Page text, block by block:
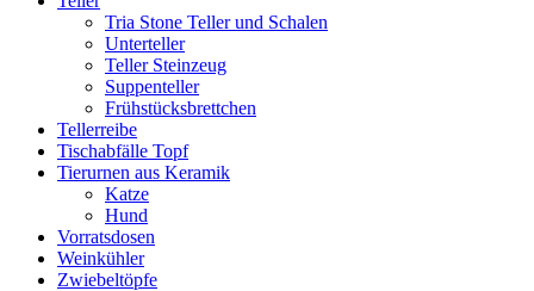
Tria Stone Teller und Schalen
Unterteller
Teller Steinzeug
Suppenteller
Frühstücksbrettchen
Tellerreibe
Tischabfälle Topf
Tierurnen aus Keramik
Katze
Hund
Vorratsdosen
Weinkühler
Zwiebeltöpfe